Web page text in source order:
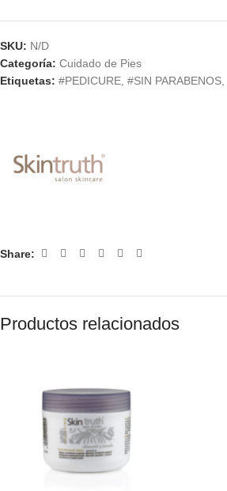
SKU: N/D
Categoría: Cuidado de Pies
Etiquetas: #PEDICURE, #SIN PARABENOS,
Share:
Productos relacionados